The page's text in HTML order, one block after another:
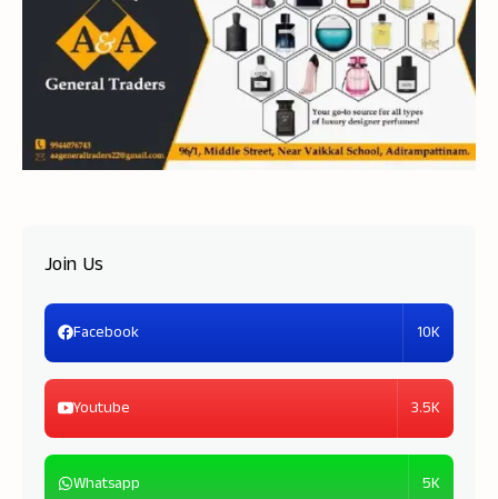
Join Us
Facebook 10K
Youtube 3.5K
Whatsapp 5K